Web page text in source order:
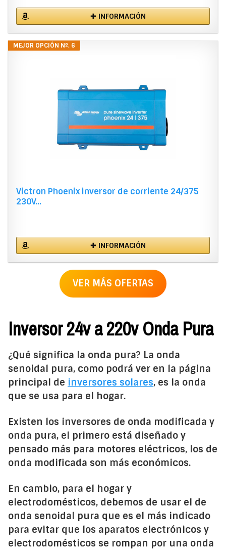
✚ INFORMACIÓN
MEJOR OPCIÓN Nº. 6
Victron Phoenix inversor de corriente 24/375
230V...
✚ INFORMACIÓN
VER MÁS OFERTAS
Inversor 24v a 220v Onda Pura
¿Qué significa la onda pura? La onda
senoidal pura, como podrá ver en la página
principal de inversores solares, es la onda
que se usa para el hogar.
Existen los inversores de onda modificada y
onda pura, el primero está diseñado y
pensado más para motores eléctricos, los de
onda modificada son más económicos.
En cambio, para el hogar y
electrodomésticos, debemos de usar el de
onda senoidal pura que es el más indicado
para evitar que los aparatos electrónicos y
electrodomésticos se rompan por una onda